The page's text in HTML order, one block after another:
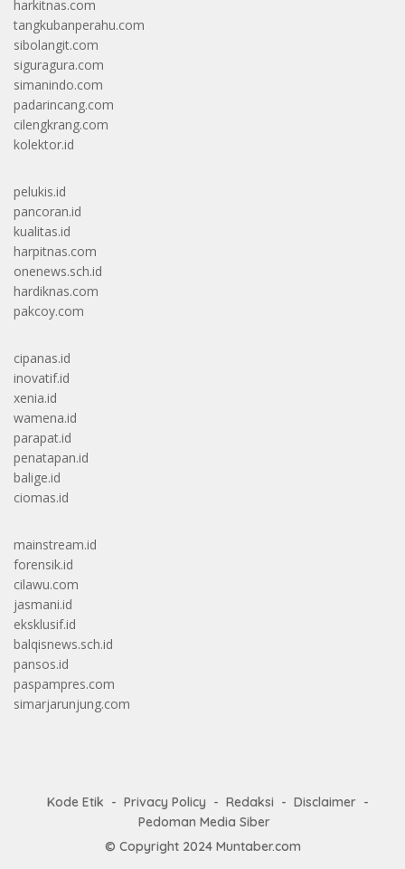
harkitnas.com
tangkubanperahu.com
sibolangit.com
siguragura.com
simanindo.com
padarincang.com
cilengkrang.com
kolektor.id
pelukis.id
pancoran.id
kualitas.id
harpitnas.com
onenews.sch.id
hardiknas.com
pakcoy.com
cipanas.id
inovatif.id
xenia.id
wamena.id
parapat.id
penatapan.id
balige.id
ciomas.id
mainstream.id
forensik.id
cilawu.com
jasmani.id
eksklusif.id
balqisnews.sch.id
pansos.id
paspampres.com
simarjarunjung.com
Kode Etik Privacy Policy Redaksi
Disclaimer
Pedoman Media Siber
© Copyright 2024 Muntaber.com